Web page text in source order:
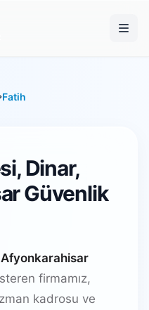
Fatih
Dinar,
Güvenlik
firmamız,
kadrosu ve